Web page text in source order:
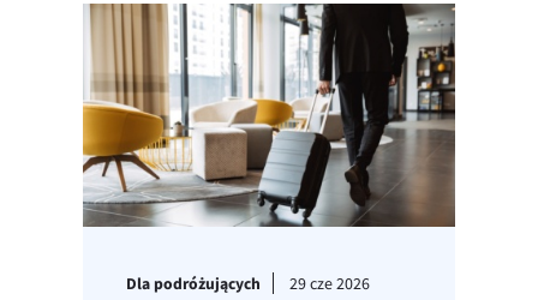
Dla podróżujących 29 cze 2026